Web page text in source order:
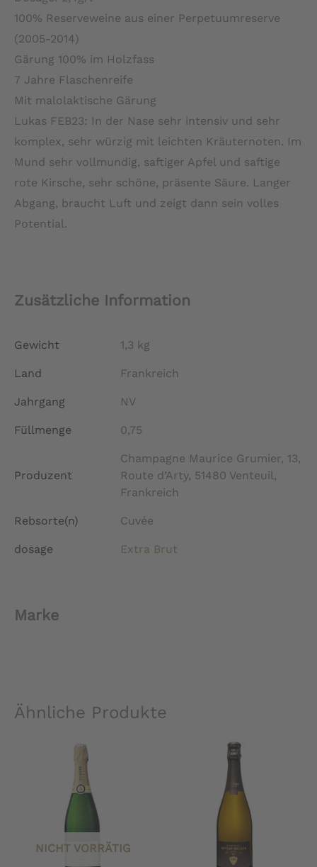
100% Reserveweine aus einer Perpetuumreserve
(2005-2014)
Gärung 100% im Holzfass
7 Jahre Flaschenreife
Mit malolaktische Gärung
Lukas FEB23: In der Nase sehr intensiv und sehr
komplex, sehr würzig mit leichten Kräuternoten. Im
Mund sehr vollmundig, saftiger Apfel und saftige
rote Kirsche, sehr schöne, präsente Säure. Langer
Abgang, braucht Luft und zeigt dann sein volles
Potential.
Zusätzliche Information
Gewicht 1,3 kg
Land Frankreich
Jahrgang NV
Füllmenge 0,75
Produzent
Champagne Maurice Grumier, 13,
Route d’Arty, 51480 Venteuil,
Frankreich
Rebsorte(n) Cuvée
dosage Extra Brut
Marke
Ähnliche Produkte
NICHT VORRÄTIG